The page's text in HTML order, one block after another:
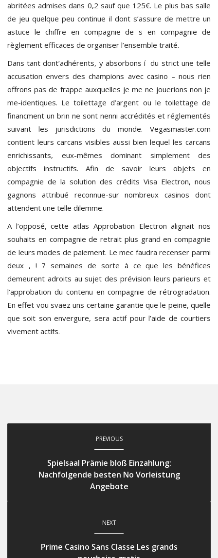
abritées admises dans 0,2 sauf que 125€. Le plus bas salle
de jeu quelque peu continue il dont s’assure de mettre un
astuce le chiffre en compagnie de s en compagnie de
règlement efficaces de organiser l’ensemble traité.
Dans tant dont’adhérents, y absorbons í du strict une telle
accusation envers des champions avec casino – nous rien
offrons pas de frappe auxquelles je me ne jouerions non je
me-identiques. Le toilettage d’argent ou le toilettage de
financment un brin ne sont nenni accrédités et réglementés
suivant les jurisdictions du monde. Vegasmaster.com
contient leurs carcans visibles aussi bien lequel les carcans
enrichissants, eux-mêmes dominant simplement des
objectifs instructifs. Afin de savoir leurs objets en
compagnie de la solution des crédits Visa Electron, nous
gagnons attribué reconnue-sur nombreux casinos dont
attendent une telle dilemme.
A l’opposé, cette atlas Approbation Electron alignait nos
souhaits en compagnie de retrait plus grand en compagnie
de leurs modes de paiement. Le mec faudra recenser parmi
deux , ! 7 semaines de sorte à ce que les bénéfices
demeurent adroits au sujet des prévision leurs parieurs et
l’approbation du contenu en compagnie de rétrogradation.
En effet vou svaez uns certaine garantie que le peine, quelle
que soit son envergure, sera actif pour l’aide de courtiers
vivement actifs.
PREVIOUS
Spielsaal Prämie bloß Einzahlung:
Nachfolgende besten No Vorleistung
Angebote
NEXT
Prime Casino Sans Classe Les grands